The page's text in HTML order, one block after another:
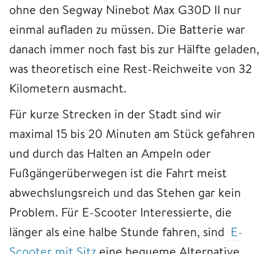
ohne den Segway Ninebot Max G30D II nur
einmal aufladen zu müssen. Die Batterie war
danach immer noch fast bis zur Hälfte geladen,
was theoretisch eine Rest-Reichweite von 32
Kilometern ausmacht.
Für kurze Strecken in der Stadt sind wir
maximal 15 bis 20 Minuten am Stück gefahren
und durch das Halten an Ampeln oder
Fußgängerüberwegen ist die Fahrt meist
abwechslungsreich und das Stehen gar kein
Problem. Für E-Scooter Interessierte, die
länger als eine halbe Stunde fahren, sind E-